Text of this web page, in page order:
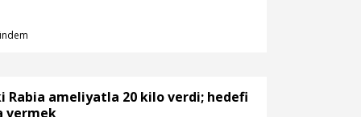
Rabia ameliyatla 20 kilo verdi; hedefi
vermek